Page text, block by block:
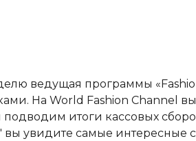
ведущая программы
На World Fashion Channel вы
итоги кассовых
увидите самые интересные